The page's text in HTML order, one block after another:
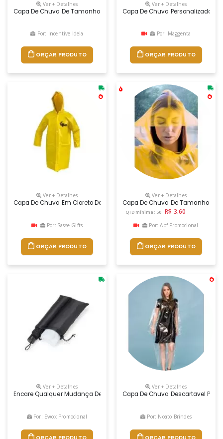
Ver + Detalhes
Capa De Chuva De Tamanho Único. Fornecida Em Polybag. 1200 X 900
Por: Incentive Ideia
ORÇAR PRODUTO
Ver + Detalhes
Capa De Chuva Personalizada
Por: Maggenta
ORÇAR PRODUTO
Ver + Detalhes
Capa De Chuva Em Cloreto De Polivinilo (pvc) 0,30; Personalização:
Por: Sasse Gifts
ORÇAR PRODUTO
Ver + Detalhes
Capa De Chuva De Tamanho
QTD mínima: 50 R$ 3.60
Por: Abf Promocional
ORÇAR PRODUTO
Ver + Detalhes
Encare Qualquer Mudança De Clima Com O Nosso Kit Capa De Chuva
Por: Ewox Promocional
Ver + Detalhes
Capa De Chuva Descartavel
Por: Noato Brindes